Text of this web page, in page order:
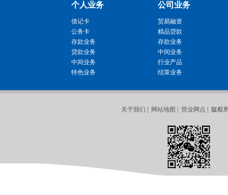
个人业务
借记卡
公务卡
存款业务
贷款业务
中间业务
特色业务
公司业务
贸易融资
精品贷款
存款业务
中间业务
行业产品
结算业务
关于我们 网站地图 营业网点 | 版权